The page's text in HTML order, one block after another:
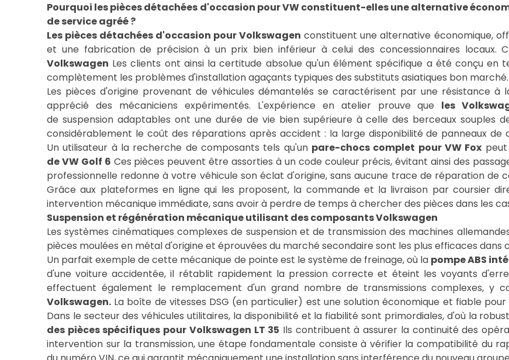
Pourquoi les pièces détachées d'occasion pour VW constituent-elles une alternative
de service agréé ?
Les pièces détachées d'occasion pour Volkswagen constituent une alternative économique,
et une fabrication de précision à un prix bien inférieur à celui des concessionnaires locaux.
Volkswagen Les clients ont ainsi la certitude absolue qu'un élément spécifique a été conçu en
complètement les problèmes d'installation agaçants typiques des substituts asiatiques bon marché.
Les pièces d'origine provenant de véhicules démantelés se caractérisent par une résistance à
apprécié des mécaniciens expérimentés. L'expérience en atelier prouve que les
de suspension adaptables ont une durée de vie bien supérieure à celle des berceaux souples
considérablement le coût des réparations après accident : la large disponibilité de panneaux
Un utilisateur à la recherche de composants tels qu'un pare-chocs complet pour VW Fox
de VW Golf 6 Ces pièces peuvent être assorties à un code couleur précis, évitant ainsi des
professionnelle redonne à votre véhicule son éclat d'origine, sans aucune trace de réparation de
Grâce aux plateformes en ligne qui les proposent, la commande et la livraison par coursier
intervention mécanique immédiate, sans avoir à perdre de temps à chercher des pièces dans les
Suspension et régénération mécanique utilisant des composants Volkswagen
Les systèmes cinématiques complexes de suspension et de transmission des machines
pièces moulées en métal d'origine et éprouvées du marché secondaire sont les plus efficaces dans
Un parfait exemple de cette mécanique de pointe est le système de freinage, où la pompe ABS
d'une voiture accidentée, il rétablit rapidement la pression correcte et éteint les voyants
effectuent également le remplacement d'un grand nombre de transmissions complexes, y
Volkswagen. La boîte de vitesses DSG (en particulier) est une solution économique et fiable
Dans le secteur des véhicules utilitaires, la disponibilité et la fiabilité sont primordiales, d'où la
des pièces spécifiques pour Volkswagen LT 35 Ils contribuent à assurer la continuité des
intervention sur la transmission, une étape fondamentale consiste à vérifier la compatibilité du